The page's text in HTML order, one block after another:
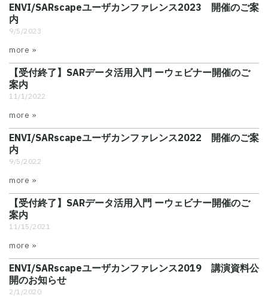
ENVI/SARscapeユーザカンファレンス2023 開催のご案
内
9/5/2023
more »
【受付終了】SARデータ活用入門 ーウェビナー開催のご
案内
11/1/2022
more »
ENVI/SARscapeユーザカンファレンス2022 開催のご案
内
9/5/2022
more »
【受付終了】SARデータ活用入門 ーウェビナー開催のご
案内
11/15/2021
more »
ENVI/SARscapeユーザカンファレンス2019 講演資料公
開のお知らせ
2/1/2020